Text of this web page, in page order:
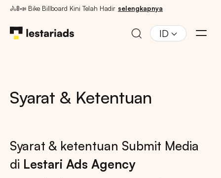
🚴🚦📣 Bike Billboard Kini Telah Hadir selengkapnya
ID
Syarat & Ketentuan
Syarat & ketentuan Submit Media
di Lestari Ads Agency